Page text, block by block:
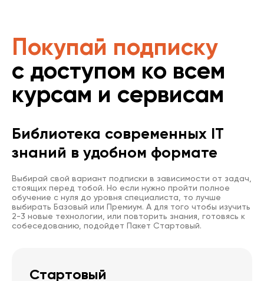
Покупай подписку
с доступом ко всем
курсам и сервисам
Библиотека современных IT
знаний в удобном формате
Выбирай свой вариант подписки в зависимости от задач,
стоящих перед тобой. Но если нужно пройти полное
обучение с нуля до уровня специалиста, то лучше
выбирать Базовый или Премиум. А для того чтобы изучить
2-3 новые технологии, или повторить знания, готовясь к
собеседованию, подойдет Пакет Стартовый.
Стартовый